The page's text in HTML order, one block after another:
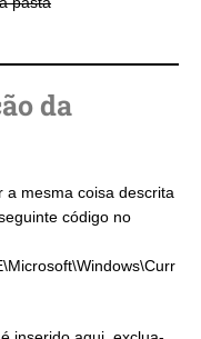
da
a mesma coisa descrita
código no